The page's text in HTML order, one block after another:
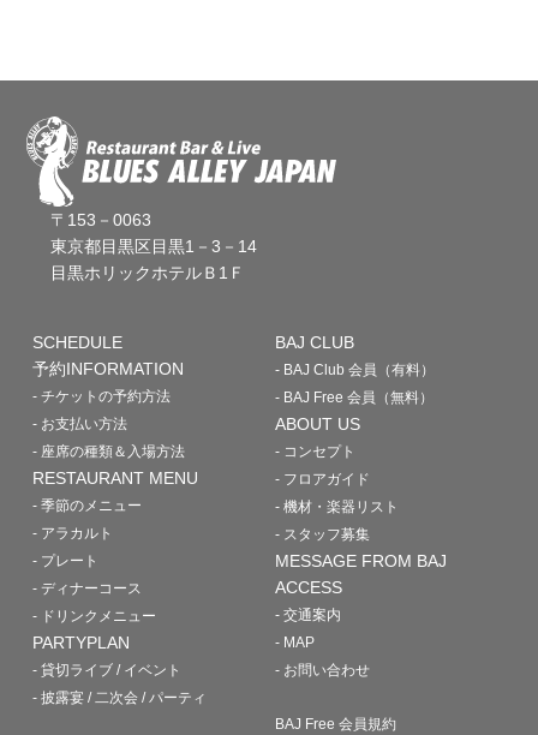
〒153－0063
東京都目黒区目黒1－3－14
目黒ホリックホテルＢ1Ｆ
SCHEDULE
予約INFORMATION
- チケットの予約方法
- お支払い方法
- 座席の種類＆入場方法
RESTAURANT MENU
- 季節のメニュー
- アラカルト
- プレート
- ディナーコース
- ドリンクメニュー
PARTYPLAN
- 貸切ライブ / イベント
- 披露宴 / 二次会 / パーティ
BAJ CLUB
- BAJ Club 会員（有料）
- BAJ Free 会員（無料）
ABOUT US
- コンセプト
- フロアガイド
- 機材・楽器リスト
- スタッフ募集
MESSAGE FROM BAJ
ACCESS
- 交通案内
- MAP
- お問い合わせ
BAJ Free 会員規約